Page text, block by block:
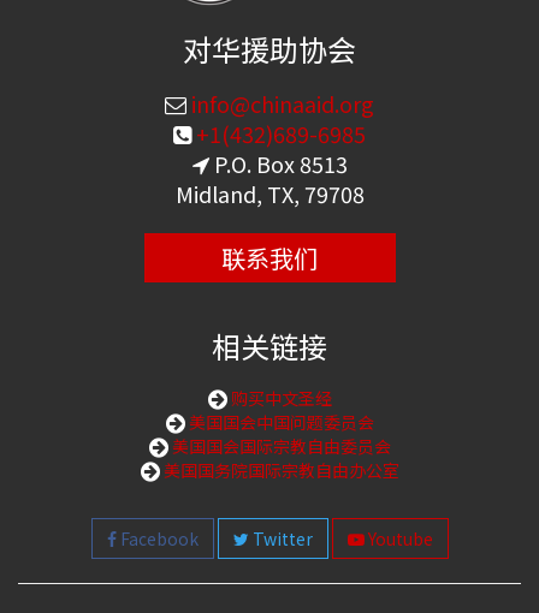
对华援助协会
info@chinaaid.org
+1(432)689-6985
P.O. Box 8513
Midland, TX, 79708
联系我们
相关链接
购买中文圣经
美国国会中国问题委员会
美国国会国际宗教自由委员会
美国国务院国际宗教自由办公室
Facebook Twitter Youtube